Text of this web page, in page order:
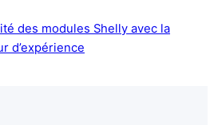
des modules Shelly avec la
d’expérience